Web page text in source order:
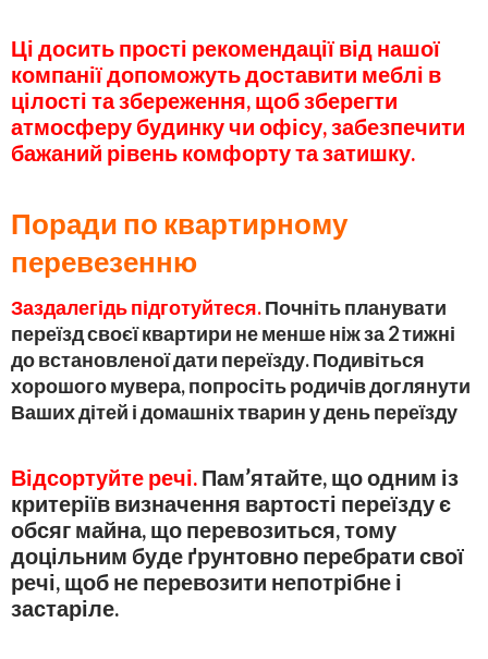
Ці досить прості рекомендації від нашої
компанії допоможуть доставити меблі в
цілості та збереження, щоб зберегти
атмосферу будинку чи офісу, забезпечити
бажаний рівень комфорту та затишку.
Поради по квартирному
перевезенню
Заздалегідь підготуйтеся.Почніть планувати
переїзд своєї квартири не менше ніж за 2 тижні
до встановленої дати переїзду. Подивіться
хорошого мувера, попросіть родичів доглянути
Ваших дітей і домашніх тварин у день переїзду
Відсортуйте речі. Пам’ятайте, що одним із
критеріїв визначення вартості переїзду є
обсяг майна, що перевозиться, тому
доцільним буде ґрунтовно перебрати свої
речі, щоб не перевозити непотрібне і
застаріле.